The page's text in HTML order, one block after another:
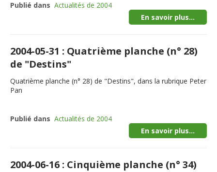
Publié dans Actualités de 2004
En savoir plus...
2004-05-31 : Quatrième planche (n° 28)
de "Destins"
Quatrième planche (n° 28) de "Destins", dans la rubrique Peter
Pan
Publié dans Actualités de 2004
En savoir plus...
2004-06-16 : Cinquième planche (n° 34)